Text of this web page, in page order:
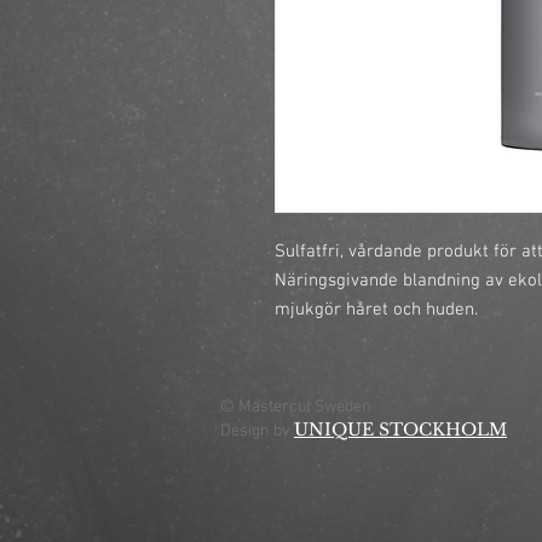
Sulfatfri, vårdande produkt för
Näringsgivande blandning av
mjukgör håret och huden.
© Mastercut Sweden
Design by UNIQUE STOCKHOLM